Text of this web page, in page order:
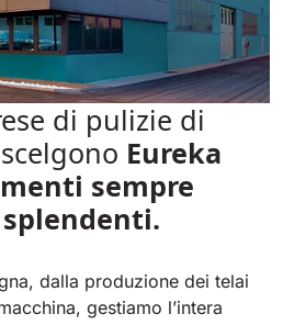
di pulizie di
Eureka
sempre
dalla produzione dei telai
gestiamo l’intera